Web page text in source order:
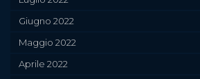
Giugno 2022
Maggio 2022
Aprile 2022